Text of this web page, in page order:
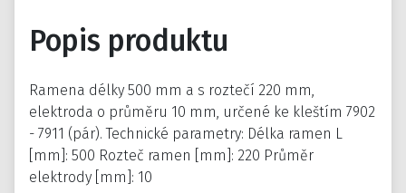
Popis produktu
Ramena délky 500 mm a s roztečí 220 mm,
elektroda o průměru 10 mm, určené ke kleštím 7902
- 7911 (pár). Technické parametry: Délka ramen L
[mm]: 500 Rozteč ramen [mm]: 220 Průměr
elektrody [mm]: 10